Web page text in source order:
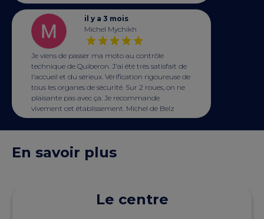
il y a 3 mois
Michel Mychikh
Je viens de passer ma moto au contrôle
technique de Quiberon. J'ai été très satisfait de
l'accueil et du sérieux. Vérification rigoureuse de
tous les organes de sécurité. Sur 2 roues, on ne
plaisante pas avec ça. Je recommande
vivement cet établissement. Michel de Belz
En savoir plus
Le centre